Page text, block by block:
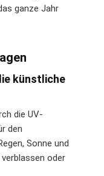
ganze Jahr
künstliche
die UV-
den
Sonne und
oder